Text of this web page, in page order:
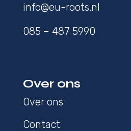
info@eu-roots.nl
085 – 487 5990
Over ons
Over ons
Contact